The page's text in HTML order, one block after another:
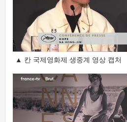
▲ 칸 국제영화제 생중계 영상 캡처